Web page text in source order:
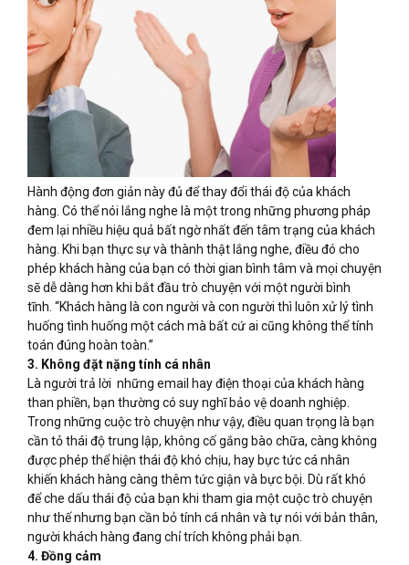
Hành động đơn giản này đủ để thay đổi thái độ của khách
hàng. Có thể nói lắng nghe là một trong những phương pháp
đem lại nhiều hiệu quả bất ngờ nhất đến tâm trạng của khách
hàng. Khi bạn thực sự và thành thật lắng nghe, điều đó cho
phép khách hàng của bạn có thời gian bình tâm và mọi chuyện
sẽ dễ dàng hơn khi bắt đầu trò chuyện với một người bình
tĩnh. “Khách hàng là con người và con người thì luôn xử lý tình
huống tình huống một cách mà bất cứ ai cũng không thể tính
toán đúng hoàn toàn.”
3. Không đặt nặng tính cá nhân
Là người trả lời những email hay điện thoại của khách hàng
than phiền, bạn thường có suy nghĩ bảo vệ doanh nghiệp.
Trong những cuộc trò chuyện như vậy, điều quan trọng là bạn
cần tỏ thái độ trung lập, không cố gắng bào chữa, càng không
được phép thể hiện thái độ khó chịu, hay bực tức cá nhân
khiến khách hàng càng thêm tức giận và bực bội. Dù rất khó
để che dấu thái độ của bạn khi tham gia một cuộc trò chuyện
như thế nhưng bạn cần bỏ tính cá nhân và tự nói với bản thân,
người khách hàng đang chỉ trích không phải bạn.
4. Đồng cảm